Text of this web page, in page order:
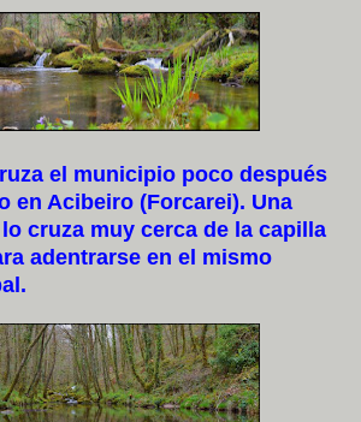
el municipio poco después
en Acibeiro (Forcarei). Una
cruza muy cerca de la capilla
adentrarse en el mismo